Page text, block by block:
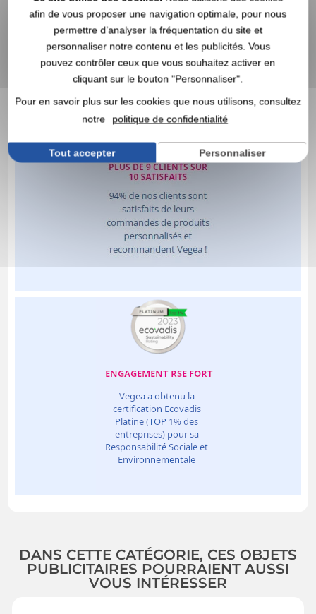
DANS CETTE CATÉGORIE, CES OBJETS
PUBLICITAIRES POURRAIENT AUSSI
VOUS INTÉRESSER
afin de vous proposer une navigation optimale, pour nous
permettre d’analyser la fréquentation du site et
personnaliser notre contenu et les publicités. Vous
pouvez contrôler ceux que vous souhaitez activer en
cliquant sur le bouton "Personnaliser".
Pour en savoir plus sur les cookies que nous utilisons, consultez
notre
politique de confidentialité
Tout accepter Personnaliser